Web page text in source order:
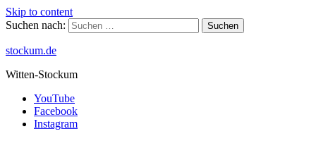
Skip to content
Suchen nach:
stockum.de
Witten-Stockum
YouTube
Facebook
Instagram